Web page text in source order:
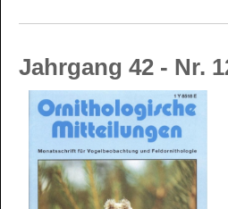
Jahrgang 42 - Nr.